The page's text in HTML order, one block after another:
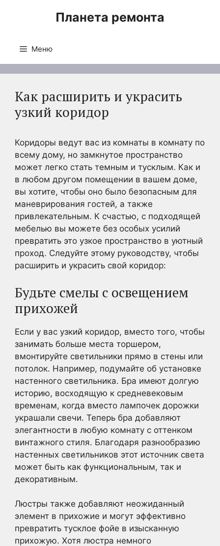
Планета ремонта
Меню
Как расширить и украсить
узкий коридор
Коридоры ведут вас из комнаты в комнату по
всему дому, но замкнутое пространство
может легко стать темным и тусклым. Как и
в любом другом помещении в вашем доме,
вы хотите, чтобы оно было безопасным для
маневрирования гостей, а также
привлекательным. К счастью, с подходящей
мебелью вы можете без особых усилий
превратить это узкое пространство в уютный
проход. Следуйте этому руководству, чтобы
расширить и украсить свой коридор:
Будьте смелы с освещением
прихожей
Если у вас узкий коридор, вместо того, чтобы
занимать больше места торшером,
вмонтируйте светильники прямо в стены или
потолок. Например, подумайте об установке
настенного светильника. Бра имеют долгую
историю, восходящую к средневековым
временам, когда вместо лампочек дорожки
украшали свечи. Теперь бра добавляют
элегантности в любую комнату с оттенком
винтажного стиля. Благодаря разнообразию
настенных светильников этот источник света
может быть как функциональным, так и
декоративным.
Люстры также добавляют неожиданный
элемент в прихожие и могут эффективно
превратить тусклое фойе в изысканную
прихожую. Хотя люстра немного